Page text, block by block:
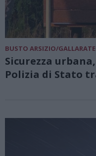
BUSTO ARSIZIO/GALLARATE
Sicurezza
Polizia di Stato